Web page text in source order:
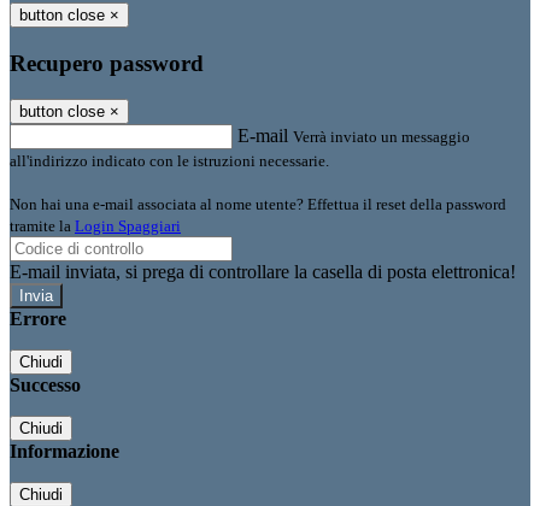
button close ×
Recupero password
button close ×
E-mail Verrà inviato un messaggio
all'indirizzo indicato con le istruzioni necessarie.
Non hai una e-mail associata al nome utente? Effettua il reset della password
tramite la Login Spaggiari
E-mail inviata, si prega di controllare la casella di posta elettronica!
Errore
Chiudi
Successo
Chiudi
Informazione
Chiudi